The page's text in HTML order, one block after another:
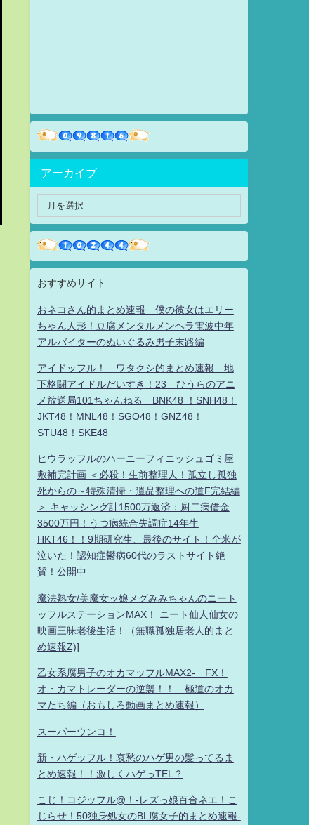
アーカイブ
おすすめサイト
おネコさん的まとめ速報 僕の彼女はエリー
ちゃん人形！豆腐メンタルメンヘラ電波中年
アルバイターのぬいぐるみ男子末路編
アイドッフル！ ワタクシ的まとめ速報 地
下格闘アイドルだいすき！23 ひうらのアニ
メ放送局101ちゃんねる BNK48 ！SNH48！
JKT48！MNL48！SGO48！GNZ48！
STU48！SKE48
ヒウラッフルのハーニーフィニッシュゴミ屋
敷補完計画 ＜必殺！生前整理人！孤立し孤独
死からの～特殊清掃・遺品整理への道F完結編
＞ キャッシング計1500万返済：厨二病借金
3500万円！うつ病統合失調症14年生
HKT46！！9期研究生、最後のサイト！全米が
泣いた！認知症鬱病60代のラストサイト絶
賛！公開中
魔法熟女/美魔女ッ娘メグみみちゃんのニート
ッフルステーションMAX！ ニート仙人仙女の
映画三昧老後生活！（無職孤独居老人的まと
め速報Z)]
乙女系腐男子のオカマッフルMAX2- FX！
オ・カマトレーダーの逆襲！！ 極道のオカ
マたち編（おもしろ動画まとめ速報）
スーパーウンコ！
新・ハゲッフル！哀愁のハゲ男の髪ってるま
とめ速報！！激しくハゲっTEL？
こじ！コジッフル@！-レズっ娘百合ネエ！こ
じらせ！50独身処女のBL腐女子的まとめ速報-